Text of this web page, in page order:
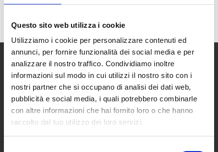
Questo sito web utilizza i cookie
Utilizziamo i cookie per personalizzare contenuti ed
annunci, per fornire funzionalità dei social media e per
analizzare il nostro traffico. Condividiamo inoltre
informazioni sul modo in cui utilizzi il nostro sito con i
nostri partner che si occupano di analisi dei dati web,
pubblicità e social media, i quali potrebbero combinarle
con altre informazioni che hai fornito loro o che hanno
raccolto dal tuo utilizzo dei loro servizi.
SCOPRI I NOSTRI CENTRI